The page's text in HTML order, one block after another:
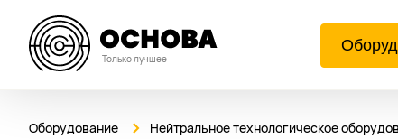
Только лучшее
Оборудование Нейтральное технологическое